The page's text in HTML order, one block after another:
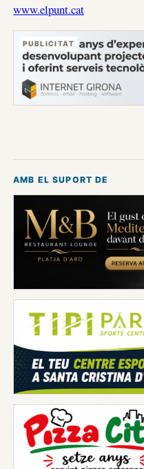
www.elpunt.cat
PUBLICITAT
AMB EL SUPORT DE